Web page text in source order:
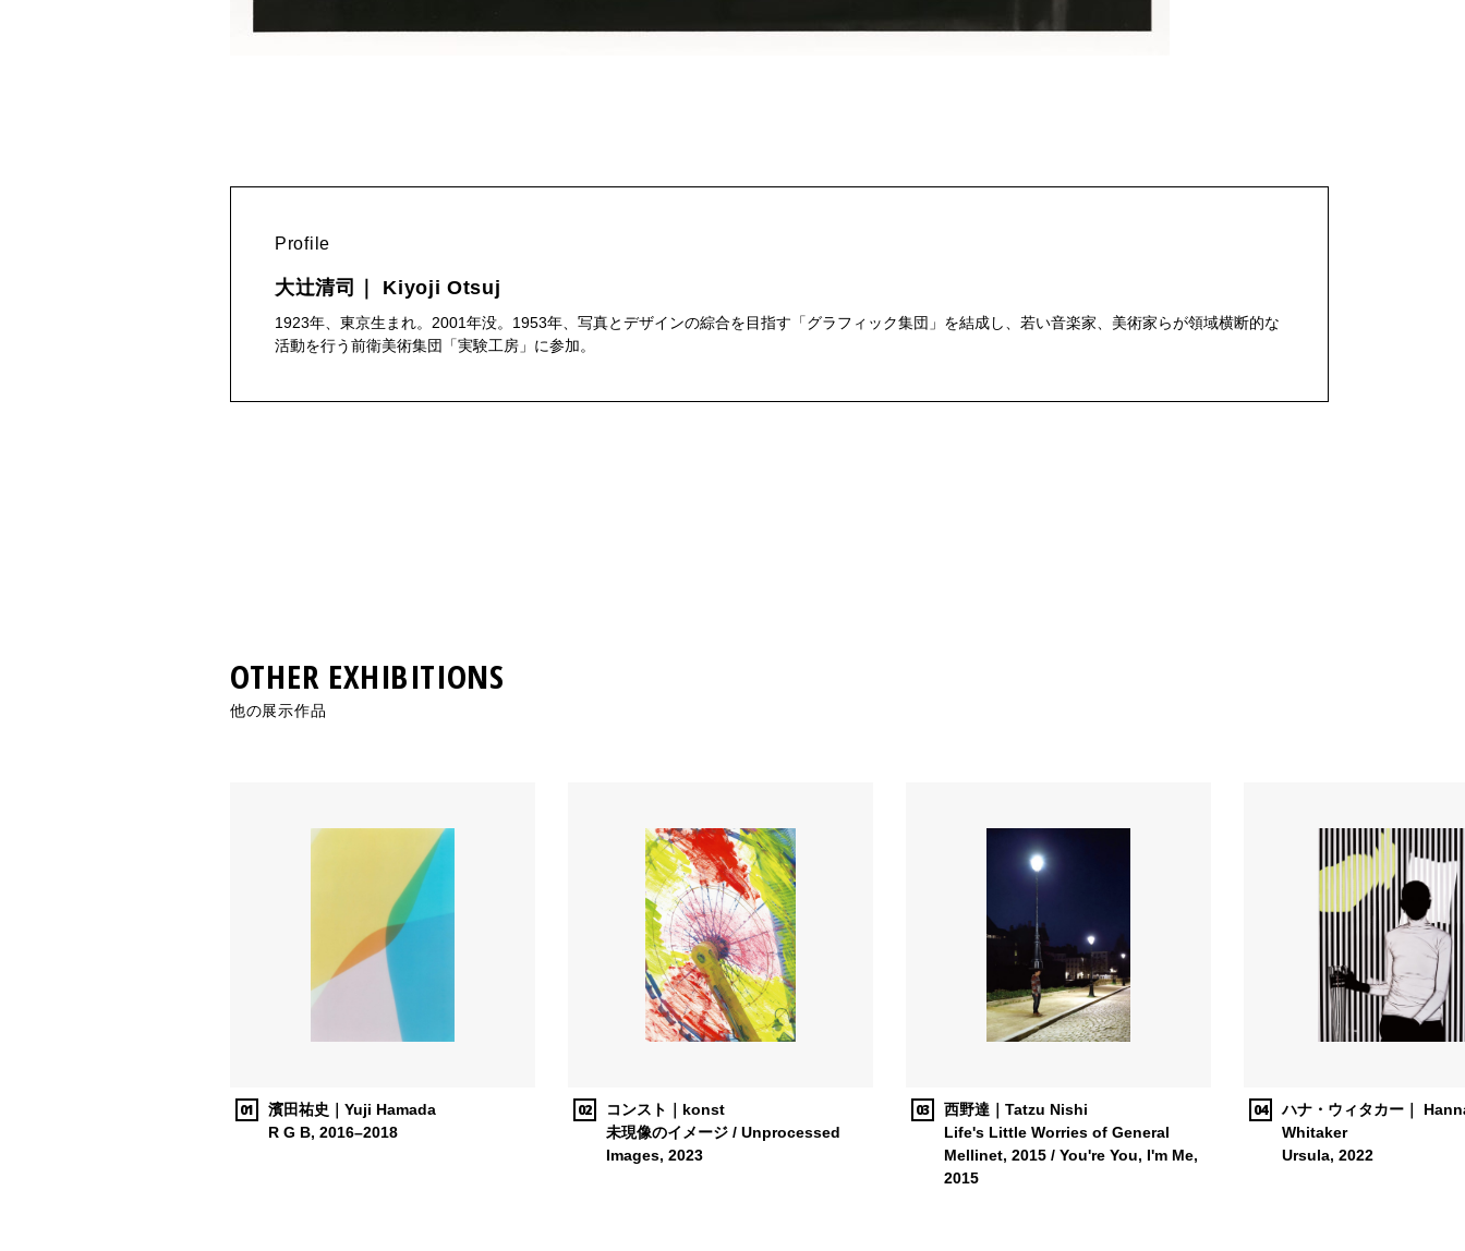
Profile
大辻清司｜ Kiyoji Otsuj
1923年、東京生まれ。2001年没。1953年、写真とデザインの綜合を目指す「グラフィック集団」を結成し、若い音楽家、美術家らが領域横断的な
活動を行う前衛美術集団「実験工房」に参加。
OTHER EXHIBITIONS
他の展示作品
01
濱田祐史｜Yuji Hamada
R G B, 2016–2018
02
コンスト｜konst
未現像のイメージ / Unprocessed
Images, 2023
03
西野達｜Tatzu Nishi
Life's Little Worries of General
Mellinet, 2015 / You're You, I'm Me,
2015
04
ハナ・ウィタカー｜
Whitaker
Ursula, 2022